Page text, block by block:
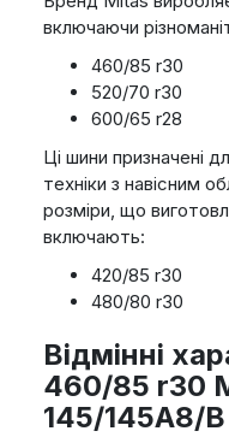
включаючи
460/85 r30
520/70 r30
600/65 r28
Ці шини призначені
техніки з навісним
розміри, що
включають:
420/85 r30
480/80 r30
Відмінні
460/85 r30
145/145A8/B